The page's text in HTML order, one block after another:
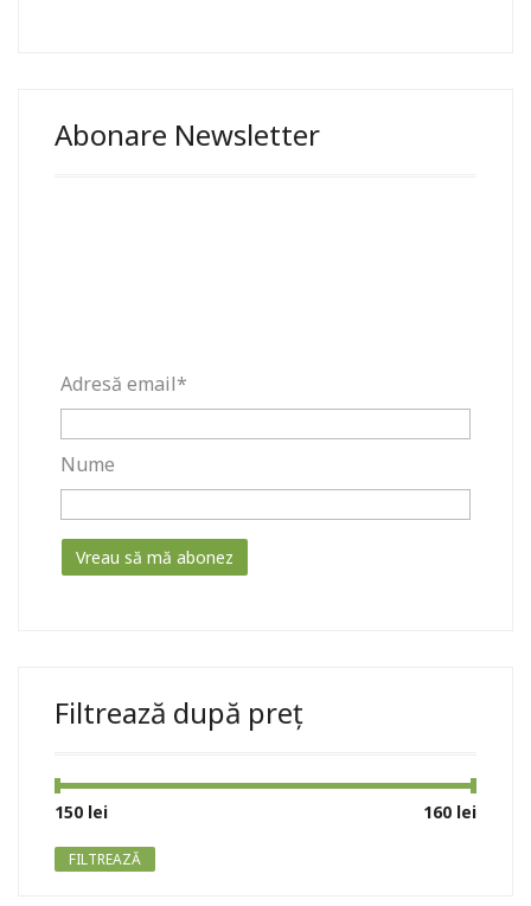
Abonare Newsletter
Adresă email*
Nume
Filtrează după preț
Preț
Preț
FILTREAZĂ
150 lei 160 lei